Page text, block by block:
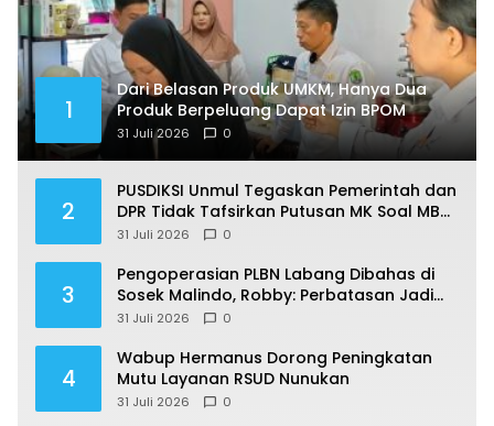
1
Dari Belasan Produk UMKM, Hanya Dua
Produk Berpeluang Dapat Izin BPOM
31 Juli 2026 0
2
PUSDIKSI Unmul Tegaskan Pemerintah dan
DPR Tidak Tafsirkan Putusan MK Soal MBG
Sesuka Hati
31 Juli 2026 0
3
Pengoperasian PLBN Labang Dibahas di
Sosek Malindo, Robby: Perbatasan Jadi
Motor Ekonomi
31 Juli 2026 0
4
Wabup Hermanus Dorong Peningkatan
Mutu Layanan RSUD Nunukan
31 Juli 2026 0